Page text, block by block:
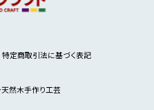
特定商取引法に基づく表記
然木手作り工芸